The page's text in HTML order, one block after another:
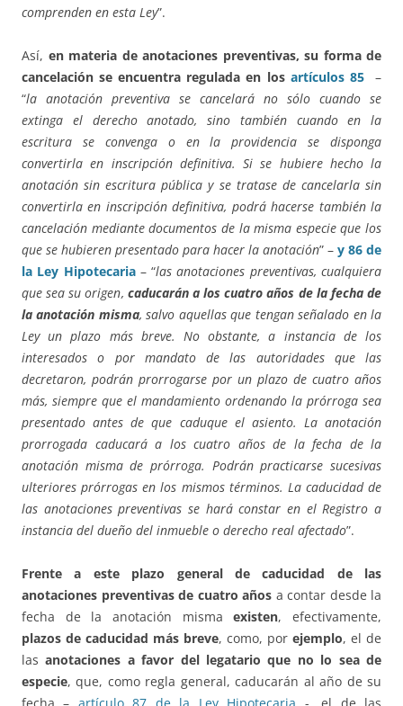
comprenden en esta Ley”.
Así, en materia de anotaciones preventivas, su forma de
cancelación se encuentra regulada en los artículos 85
–
“la anotación preventiva se cancelará no sólo cuando se
extinga el derecho anotado, sino también cuando en la
escritura se convenga o en la providencia se disponga
convertirla en inscripción definitiva. Si se hubiere hecho la
anotación sin escritura pública y se tratase de cancelarla sin
convertirla en inscripción definitiva, podrá hacerse también la
cancelación mediante documentos de la misma especie que los
que se hubieren presentado para hacer la anotación” – y 86 de
la Ley Hipotecaria– “las anotaciones preventivas, cualquiera
que sea su origen, caducarán a los cuatro años de la fecha de
la anotación misma, salvo aquellas que tengan señalado en la
Ley un plazo más breve. No obstante, a instancia de los
interesados o por mandato de las autoridades que las
decretaron, podrán prorrogarse por un plazo de cuatro años
más, siempre que el mandamiento ordenando la prórroga sea
presentado antes de que caduque el asiento. La anotación
prorrogada caducará a los cuatro años de la fecha de la
anotación misma de prórroga. Podrán practicarse sucesivas
ulteriores prórrogas en los mismos términos. La caducidad de
las anotaciones preventivas se hará constar en el Registro a
instancia del dueño del inmueble o derecho real afectado”.
Frente a este plazo general de caducidad de las
anotaciones preventivas de cuatro años a contar desde la
fecha de la anotación mismaexisten, efectivamente,
plazos de caducidad más breve, como, por ejemplo, el de
lasanotaciones a favor del legatario que no lo sea de
especie, que, como regla general, caducarán al año de su